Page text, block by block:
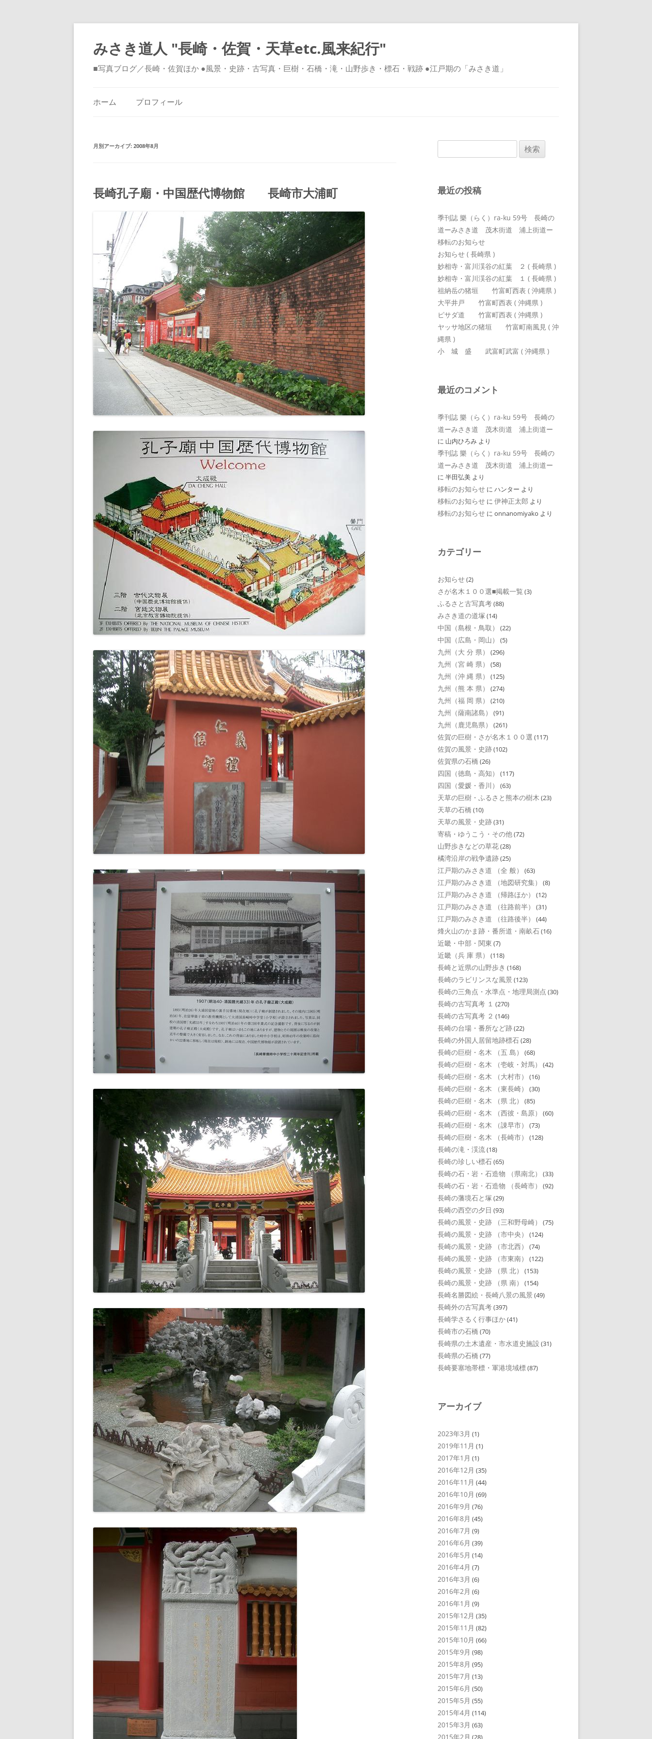
みさき道人 "長崎・佐賀・天草etc.風来紀行"
■写真ブログ／長崎・佐賀ほか ●風景・史跡・古写真・巨樹・石橋・滝・山野歩き・標石・戦跡 ●江戸期の「みさき道」
ホーム プロフィール
月別アーカイブ: 2008年8月
長崎孔子廟・中国歴代博物館 長崎市大浦町
索:
最近の投稿
季刊誌 樂（らく）ra-ku 59号 長崎の
道ーみさき道 茂木街道 浦上街道ー
移転のお知らせ
お知らせ ( 長崎県 )
妙相寺・富川渓谷の紅葉 ２ ( 長崎県 )
妙相寺・富川渓谷の紅葉 １ ( 長崎県 )
祖納岳の猪垣 竹富町西表 ( 沖縄県 )
大平井戸 竹富町西表 ( 沖縄県 )
ピサダ道 竹富町西表 ( 沖縄県 )
ヤッサ地区の猪垣 竹富町南風見 ( 沖
縄県 )
小 城 盛 武富町武富 ( 沖縄県 )
最近のコメント
季刊誌 樂（らく）ra-ku 59号 長崎の
道ーみさき道 茂木街道 浦上街道ー
に 山内ひろみ より
季刊誌 樂（らく）ra-ku 59号 長崎の
道ーみさき道 茂木街道 浦上街道ー
に 半田弘美 より
移転のお知らせ に ハンター より
移転のお知らせ に 伊神正太郎 より
移転のお知らせ に onnanomiyako より
カテゴリー
お知らせ(2)
さが名木１００選■掲載一覧 (3)
ふるさと古写真考(88)
みさき道の道塚 (14)
中国（島根・鳥取） (22)
中国（広島・岡山） (5)
九州（大 分 県） (296)
九州（宮 崎 県） (58)
九州（沖 縄 県） (125)
九州（熊 本 県） (274)
九州（福 岡 県） (210)
九州（薩南諸島） (91)
九州（鹿児島県） (261)
佐賀の巨樹・さが名木１００選 (117)
佐賀の風景・史跡(102)
佐賀県の石橋 (26)
四国（徳島・高知） (117)
四国（愛媛・香川） (63)
天草の巨樹・ふるさと熊本の樹木 (23)
天草の石橋 (10)
天草の風景・史跡(31)
寄稿・ゆうこう・その他(72)
山野歩きなどの草花(28)
橘湾沿岸の戦争遺跡(25)
江戸期のみさき道 （全 般） (63)
江戸期のみさき道 （地図研究集） (8)
江戸期のみさき道 （帰路ほか） (12)
江戸期のみさき道 （往路前半） (31)
江戸期のみさき道 （往路後半） (44)
烽火山のかま跡・番所道・南畝石(16)
近畿・中部・関東 (7)
近畿（兵 庫 県） (118)
長崎と近県の山野歩き (168)
長崎のラビリンスな風景 (123)
長崎の三角点・水準点・地理局測点 (30)
長崎の古写真考 １ (270)
長崎の古写真考 ２ (146)
長崎の台場・番所など跡(22)
長崎の外国人居留地跡標石(28)
長崎の巨樹・名木 （五 島） (68)
長崎の巨樹・名木 （壱岐・対馬） (42)
長崎の巨樹・名木 （大村市） (16)
長崎の巨樹・名木 （東長崎） (30)
長崎の巨樹・名木 （県 北） (85)
長崎の巨樹・名木 （西彼・島原） (60)
長崎の巨樹・名木 （諌早市） (73)
長崎の巨樹・名木 （長崎市） (128)
長崎の滝・渓流(18)
長崎の珍しい標石(65)
長崎の石・岩・石造物 （県南北） (33)
長崎の石・岩・石造物 （長崎市） (92)
長崎の藩境石と塚 (29)
長崎の西空の夕日 (93)
長崎の風景・史跡 （三和野母崎） (75)
長崎の風景・史跡 （市中央） (124)
長崎の風景・史跡 （市北西） (74)
長崎の風景・史跡 （市東南） (122)
長崎の風景・史跡 （県 北） (153)
長崎の風景・史跡 （県 南） (154)
長崎名勝図絵・長崎八景の風景 (49)
長崎外の古写真考(397)
長崎学さるく行事ほか(41)
長崎市の石橋 (70)
長崎県の土木遺産・市水道史施設 (31)
長崎県の石橋 (77)
長崎要塞地帯標・軍港境域標(87)
アーカイブ
2023年3月 (1)
2019年11月 (1)
2017年1月 (1)
2016年12月 (35)
2016年11月 (44)
2016年10月 (69)
2016年9月 (76)
2016年8月 (45)
2016年7月 (9)
2016年6月 (39)
2016年5月 (14)
2016年4月 (7)
2016年3月 (6)
2016年2月 (6)
2016年1月 (9)
2015年12月 (35)
2015年11月 (82)
2015年10月 (66)
2015年9月 (98)
2015年8月 (95)
2015年7月 (13)
2015年6月 (50)
2015年5月 (55)
2015年4月 (114)
2015年3月 (63)
2015年2月 (28)